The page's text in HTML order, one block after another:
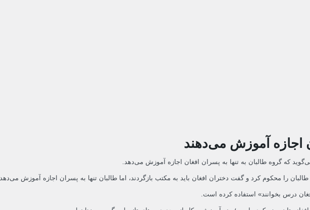
اجازه آموزش می‌دهند
که گروه طالبان به تنها به پسران افغان اجازه آموزش می‌دهد.
را محکوم کرد و گفت دختران افغان باید به مکتب بازگردند، اما طالبان تنها به پسران اجازه آموزش می‌دهد.
درس بخوانند» استفاده کرده ‌است.